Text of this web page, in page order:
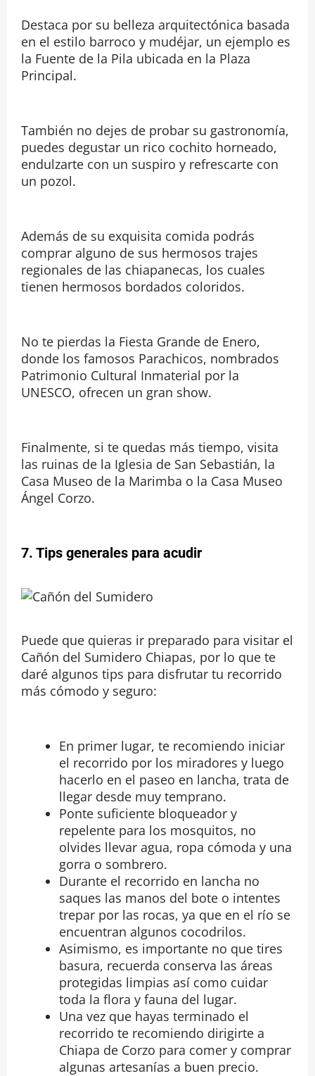
Destaca por su belleza arquitectónica basada
en el estilo barroco y mudéjar, un ejemplo es
la Fuente de la Pila ubicada en la Plaza
Principal.
También no dejes de probar su gastronomía,
puedes degustar un rico cochito horneado,
endulzarte con un suspiro y refrescarte con
un pozol.
Además de su exquisita comida podrás
comprar alguno de sus hermosos trajes
regionales de las chiapanecas, los cuales
tienen hermosos bordados coloridos.
No te pierdas la Fiesta Grande de Enero,
donde los famosos Parachicos, nombrados
Patrimonio Cultural Inmaterial por la
UNESCO, ofrecen un gran show.
Finalmente, si te quedas más tiempo, visita
las ruinas de la Iglesia de San Sebastián, la
Casa Museo de la Marimba o la Casa Museo
Ángel Corzo.
7. Tips generales para acudir
Puede que quieras ir preparado para visitar el
Cañón del Sumidero Chiapas, por lo que te
daré algunos tips para disfrutar tu recorrido
más cómodo y seguro:
En primer lugar, te recomiendo iniciar
el recorrido por los miradores y luego
hacerlo en el paseo en lancha, trata de
llegar desde muy temprano.
Ponte suficiente bloqueador y
repelente para los mosquitos, no
olvides llevar agua, ropa cómoda y una
gorra o sombrero.
Durante el recorrido en lancha no
saques las manos del bote o intentes
trepar por las rocas, ya que en el río se
encuentran algunos cocodrilos.
Asimismo, es importante no que tires
basura, recuerda conserva las áreas
protegidas limpias así como cuidar
toda la flora y fauna del lugar.
Una vez que hayas terminado el
recorrido te recomiendo dirigirte a
Chiapa de Corzo para comer y comprar
algunas artesanías a buen precio.